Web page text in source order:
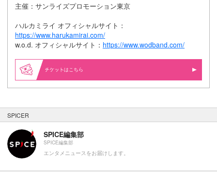
主催：サンライズプロモーション東京
ハルカミライ オフィシャルサイト：
https://www.harukamirai.com/
w.o.d. オフィシャルサイト： https://www.wodband.com/
はこちら
SPICER
SPICE編集部
SPICE編集部
エンタメニュースをお届けします。